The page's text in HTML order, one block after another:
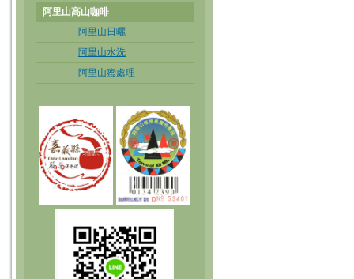
阿里山高山咖啡
阿里山日曬
阿里山水洗
阿里山蜜處理